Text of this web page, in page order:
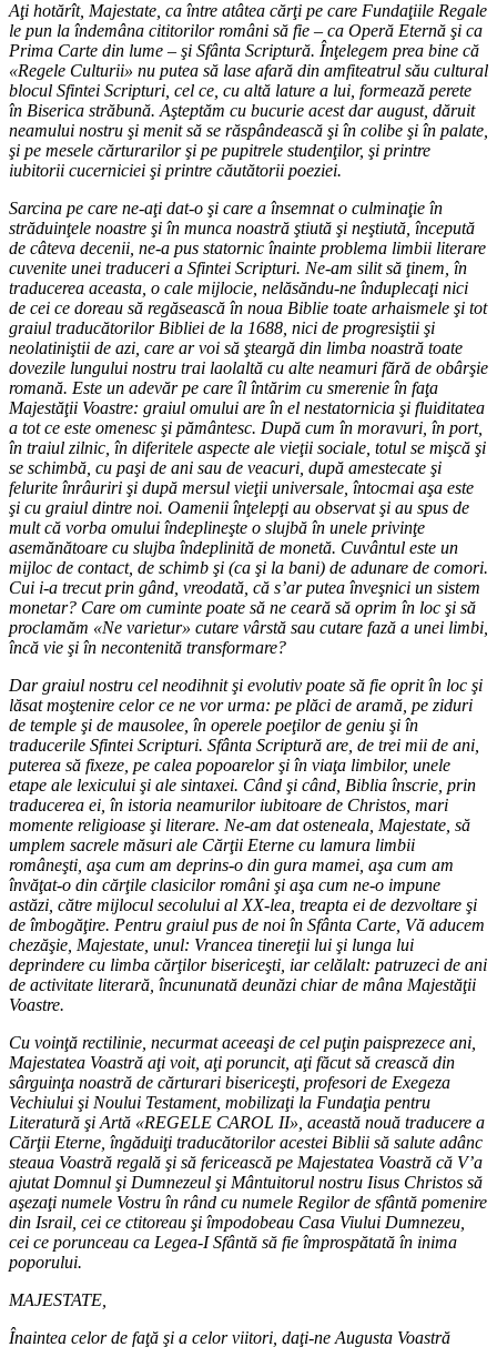
Aţi hotărît, Majestate, ca între atâtea cărţi pe care Fundaţiile Regale
le pun la îndemâna cititorilor români să fie – ca Operă Eternă şi ca
Prima Carte din lume – şi Sfânta Scriptură. Înţelegem prea bine că
«Regele Culturii» nu putea să lase afară din amfiteatrul său cultural
blocul Sfintei Scripturi, cel ce, cu altă lature a lui, formează perete
în Biserica străbună. Aşteptăm cu bucurie acest dar august, dăruit
neamului nostru şi menit să se răspândească şi în colibe şi în palate,
şi pe mesele cărturarilor şi pe pupitrele studenţilor, şi printre
iubitorii cucerniciei şi printre căutătorii poeziei.
Sarcina pe care ne-aţi dat-o şi care a însemnat o culminaţie în
străduinţele noastre şi în munca noastră ştiută şi neştiută, începută
de câteva decenii, ne-a pus statornic înainte problema limbii literare
cuvenite unei traduceri a Sfintei Scripturi. Ne-am silit să ţinem, în
traducerea aceasta, o cale mijlocie, nelăsăndu-ne înduplecaţi nici
de cei ce doreau să regăsească în noua Biblie toate arhaismele şi tot
graiul traducătorilor Bibliei de la 1688, nici de progresiştii şi
neolatiniştii de azi, care ar voi să şteargă din limba noastră toate
dovezile lungului nostru trai laolaltă cu alte neamuri fără de obârşie
romană. Este un adevăr pe care îl întărim cu smerenie în faţa
Majestăţii Voastre: graiul omului are în el nestatornicia şi fluiditatea
a tot ce este omenesc şi pământesc. După cum în moravuri, în port,
în traiul zilnic, în diferitele aspecte ale vieţii sociale, totul se mişcă şi
se schimbă, cu paşi de ani sau de veacuri, după amestecate şi
felurite înrâuriri şi după mersul vieţii universale, întocmai aşa este
şi cu graiul dintre noi. Oamenii înţelepţi au observat şi au spus de
mult că vorba omului îndeplineşte o slujbă în unele privinţe
asemănătoare cu slujba îndeplinită de monetă. Cuvântul este un
mijloc de contact, de schimb şi (ca şi la bani) de adunare de comori.
Cui i-a trecut prin gând, vreodată, că s’ar putea înveşnici un sistem
monetar? Care om cuminte poate să ne ceară să oprim în loc şi să
proclamăm «Ne varietur» cutare vârstă sau cutare fază a unei limbi,
încă vie şi în necontenită transformare?
Dar graiul nostru cel neodihnit şi evolutiv poate să fie oprit în loc şi
lăsat moştenire celor ce ne vor urma: pe plăci de aramă, pe ziduri
de temple şi de mausolee, în operele poeţilor de geniu şi în
traducerile Sfintei Scripturi. Sfânta Scriptură are, de trei mii de ani,
puterea să fixeze, pe calea popoarelor şi în viaţa limbilor, unele
etape ale lexicului şi ale sintaxei. Când şi când, Biblia înscrie, prin
traducerea ei, în istoria neamurilor iubitoare de Christos, mari
momente religioase şi literare. Ne-am dat osteneala, Majestate, să
umplem sacrele măsuri ale Cărţii Eterne cu lamura limbii
româneşti, aşa cum am deprins-o din gura mamei, aşa cum am
învăţat-o din cărţile clasicilor români şi aşa cum ne-o impune
astăzi, către mijlocul secolului al XX-lea, treapta ei de dezvoltare şi
de îmbogăţire. Pentru graiul pus de noi în Sfânta Carte, Vă aducem
chezăşie, Majestate, unul: Vrancea tinereţii lui şi lunga lui
deprindere cu limba cărţilor bisericeşti, iar celălalt: patruzeci de ani
de activitate literară, încununată deunăzi chiar de mâna Majestăţii
Voastre.
Cu voinţă rectilinie, necurmat aceeaşi de cel puţin paisprezece ani,
Majestatea Voastră aţi voit, aţi poruncit, aţi făcut să crească din
sârguinţa noastră de cărturari bisericeşti, profesori de Exegeza
Vechiului şi Noului Testament, mobilizaţi la Fundaţia pentru
Literatură şi Artă «REGELE CAROL II», această nouă traducere a
Cărţii Eterne, îngăduiţi traducătorilor acestei Biblii să salute adânc
steaua Voastră regală şi să fericească pe Majestatea Voastră că V’a
ajutat Domnul şi Dumnezeul şi Mântuitorul nostru Iisus Christos să
aşezaţi numele Vostru în rând cu numele Regilor de sfântă pomenire
din Israil, cei ce ctitoreau şi împodobeau Casa Viului Dumnezeu,
cei ce porunceau ca Legea-I Sfântă să fie împrospătată în inima
poporului.
MAJESTATE,
Înaintea celor de faţă şi a celor viitori, daţi-ne Augusta Voastră